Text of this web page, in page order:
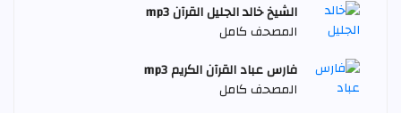
الشيخ خالد الجليل القرآن mp3
المصحف كامل
فارس عباد القرآن الكريم mp3
المصحف كامل